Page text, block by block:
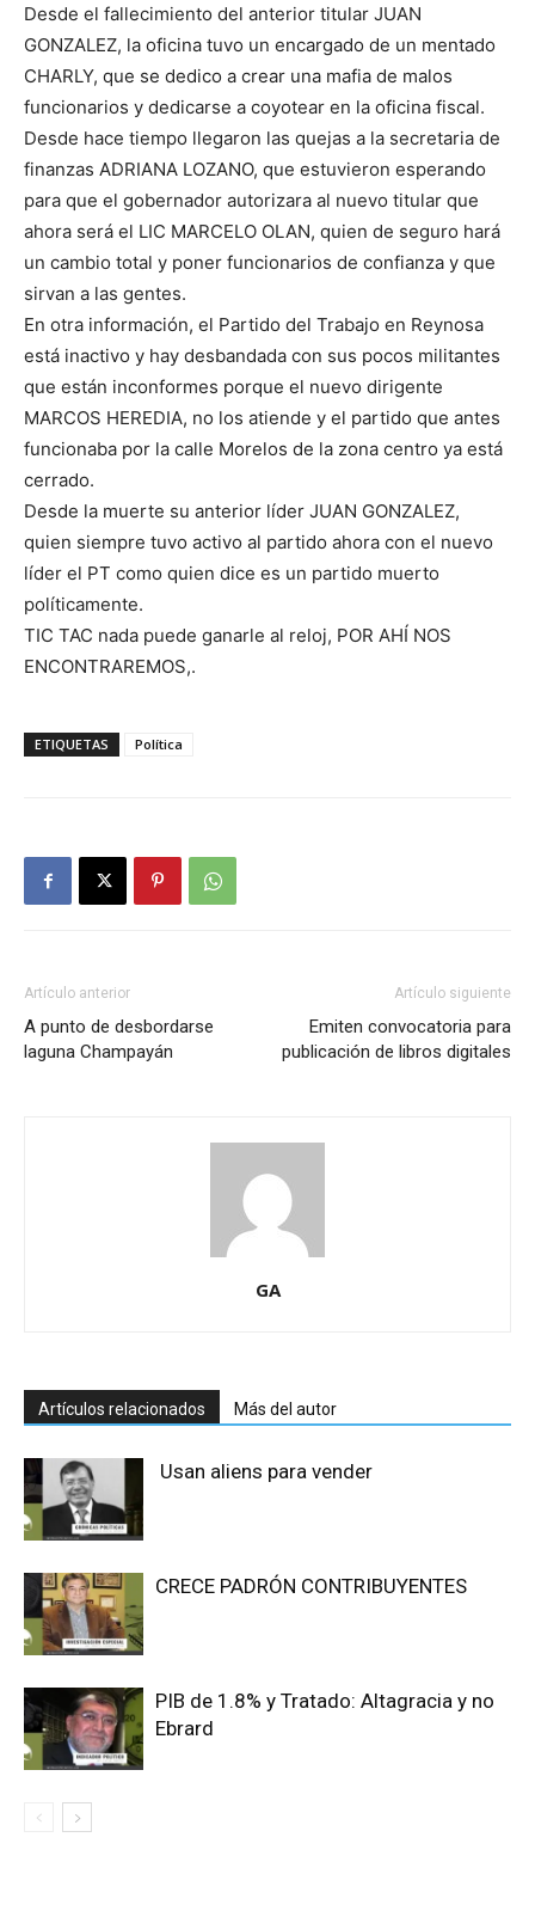
Desde el fallecimiento del anterior titular JUAN
GONZALEZ, la oficina tuvo un encargado de un mentado
CHARLY, que se dedico a crear una mafia de malos
funcionarios y dedicarse a coyotear en la oficina fiscal.
Desde hace tiempo llegaron las quejas a la secretaria de
finanzas ADRIANA LOZANO, que estuvieron esperando
para que el gobernador autorizara al nuevo titular que
ahora será el LIC MARCELO OLAN, quien de seguro hará
un cambio total y poner funcionarios de confianza y que
sirvan a las gentes.
En otra información, el Partido del Trabajo en Reynosa
está inactivo y hay desbandada con sus pocos militantes
que están inconformes porque el nuevo dirigente
MARCOS HEREDIA, no los atiende y el partido que antes
funcionaba por la calle Morelos de la zona centro ya está
cerrado.
Desde la muerte su anterior líder JUAN GONZALEZ,
quien siempre tuvo activo al partido ahora con el nuevo
líder el PT como quien dice es un partido muerto
políticamente.
TIC TAC nada puede ganarle al reloj, POR AHÍ NOS
ENCONTRAREMOS,.
ETIQUETAS Política
Artículo anterior
A punto de desbordarse
laguna Champayán
Artículo siguiente
Emiten convocatoria para
publicación de libros digitales
GA
Artículos relacionados Más del autor
Usan aliens para vender
CRECE PADRÓN CONTRIBUYENTES
PIB de 1.8% y Tratado: Altagracia y no
Ebrard